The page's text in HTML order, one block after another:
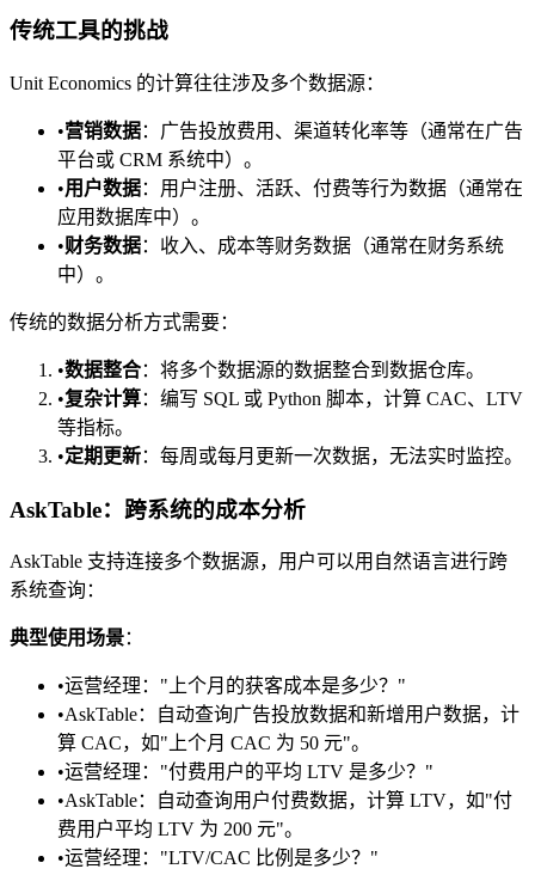
传统工具的挑战
Unit Economics 的计算往往涉及多个数据源：
•营销数据：广告投放费用、渠道转化率等（通常在广告
平台或 CRM 系统中）。
•用户数据：用户注册、活跃、付费等行为数据（通常在
应用数据库中）。
•财务数据：收入、成本等财务数据（通常在财务系统
中）。
传统的数据分析方式需要：
•数据整合：将多个数据源的数据整合到数据仓库。
•复杂计算：编写 SQL 或 Python 脚本，计算 CAC、LTV
等指标。
•定期更新：每周或每月更新一次数据，无法实时监控。
AskTable：跨系统的成本分析
AskTable 支持连接多个数据源，用户可以用自然语言进行跨
系统查询：
典型使用场景：
•运营经理："上个月的获客成本是多少？"
•AskTable：自动查询广告投放数据和新增用户数据，计
算 CAC，如"上个月 CAC 为 50 元"。
•运营经理："付费用户的平均 LTV 是多少？"
•AskTable：自动查询用户付费数据，计算 LTV，如"付
费用户平均 LTV 为 200 元"。
•运营经理："LTV/CAC 比例是多少？"